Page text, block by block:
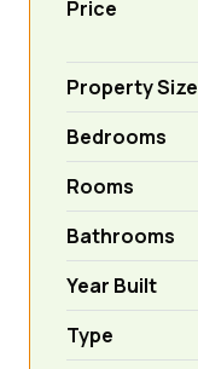
Price
Property Size
Bedrooms
Rooms
Bathrooms
Year Built
Type